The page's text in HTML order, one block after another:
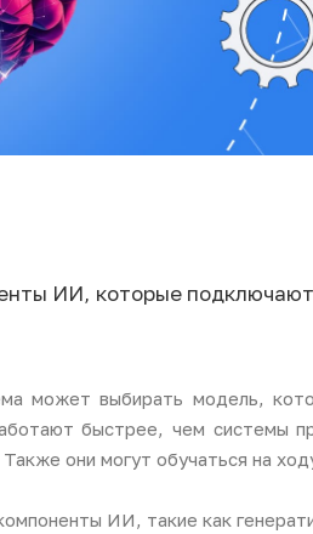
ИИ, которые
может выбирать модель,
быстрее, чем системы
они могут обучаться на
ИИ, такие как